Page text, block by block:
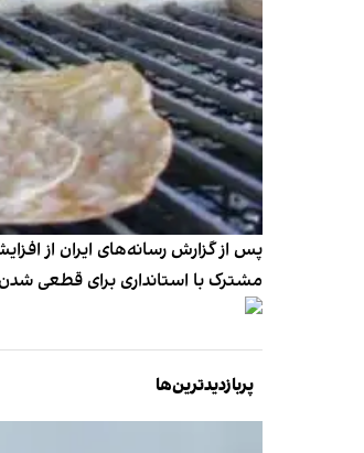
پس از گزارش رسانه‌های ایران از
مشترک با استانداری برای قطعی
پربازدیدترین‌ها